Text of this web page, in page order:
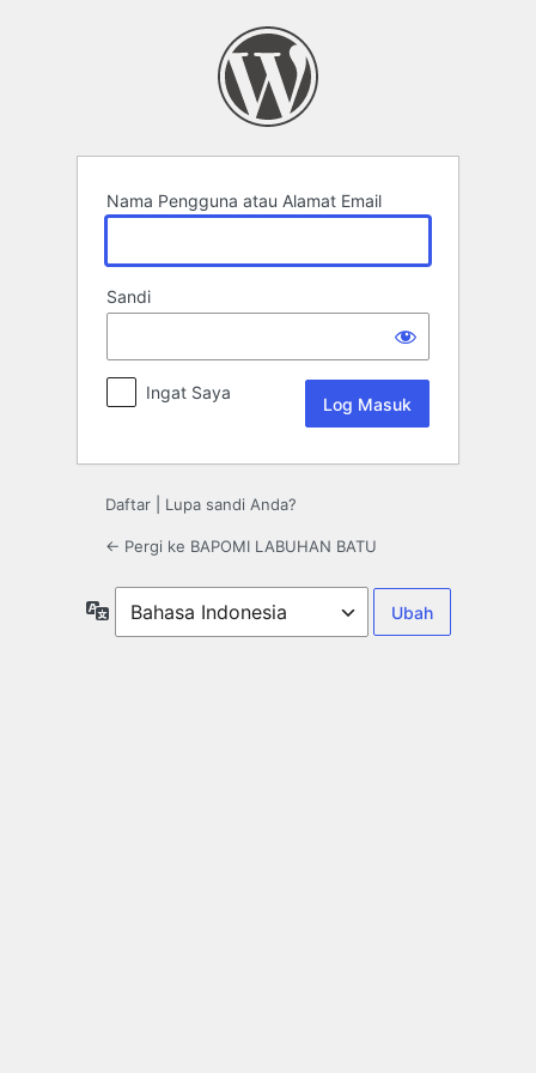
Nama Pengguna atau Alamat Email
Sandi
Ingat Saya
Daftar Lupa sandi Anda?
← Pergi ke BAPOMI LABUHAN BATU
Bahasa